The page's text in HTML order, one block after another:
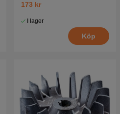
173 kr
I lager
Köp